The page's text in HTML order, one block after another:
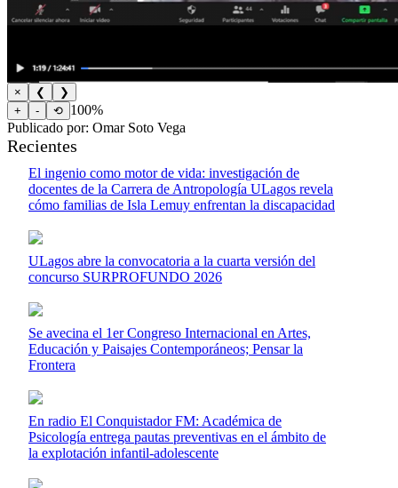
× ❮
❯
+
- ⟲ 100%
Publicado por: Omar Soto Vega
Recientes
El ingenio como motor de vida: investigación de
docentes de la Carrera de Antropología ULagos revela
cómo familias de Isla Lemuy enfrentan la discapacidad
ULagos abre la convocatoria a la cuarta versión del
concurso SURPROFUNDO 2026
Se avecina el 1er Congreso Internacional en Artes,
Educación y Paisajes Contemporáneos; Pensar la
Frontera
En radio El Conquistador FM: Académica de
Psicología entrega pautas preventivas en el ámbito de
la explotación infantil-adolescente